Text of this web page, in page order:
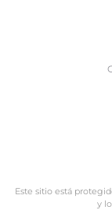
Este sitio está
y